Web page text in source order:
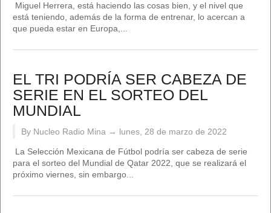
Miguel Herrera, está haciendo las cosas bien, y el nivel que
está teniendo, además de la forma de entrenar, lo acercan a
que pueda estar en Europa,...
EL TRI PODRÍA SER CABEZA DE
SERIE EN EL SORTEO DEL
MUNDIAL
By Nucleo Radio Mina → lunes, 28 de marzo de 2022
La Selección Mexicana de Fútbol podría ser cabeza de serie
para el sorteo del Mundial de Qatar 2022, que se realizará el
próximo viernes, sin embargo...